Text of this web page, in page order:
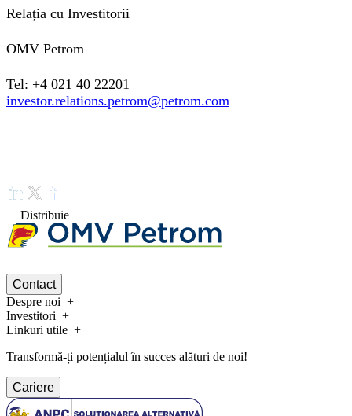
Relația cu Investitorii
OMV Petrom
Tel: +4 021 40 22201
investor.relations.petrom@petrom.com
Distribuie
Contact
Despre noi
Investitori
Linkuri utile
Transformă-ți potențialul în succes alături de noi!
Cariere